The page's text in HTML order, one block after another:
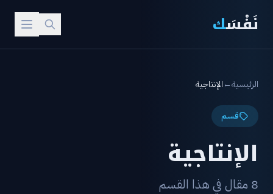
نَفْسَك
الرئيسية←الإنتاجية
قسم
الإنتاجية
8 مقال في هذا القسم